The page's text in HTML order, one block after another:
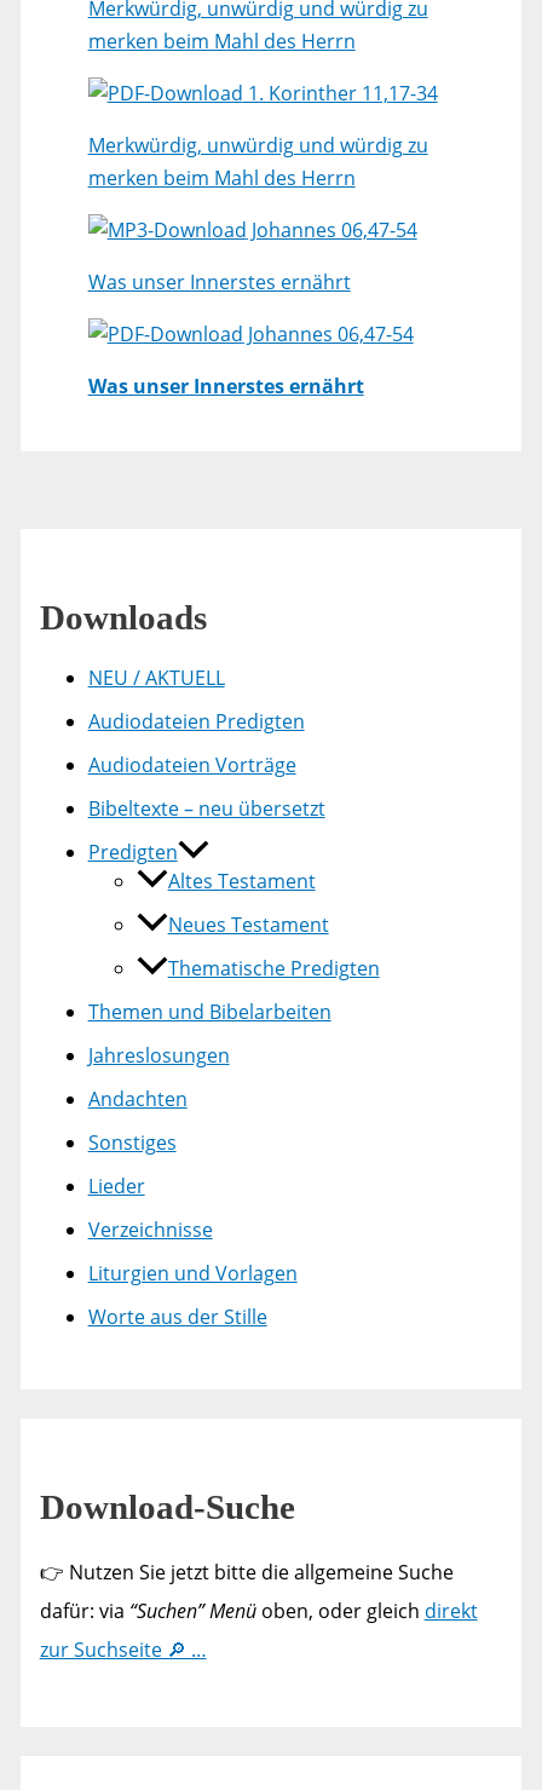
Merkwürdig, unwürdig und würdig zu
merken beim Mahl des Herrn
1. Korinther 11,17-34
Merkwürdig, unwürdig und würdig zu
merken beim Mahl des Herrn
Johannes 06,47-54
Was unser Innerstes ernährt
Johannes 06,47-54
Was unser Innerstes ernährt
Downloads
NEU / AKTUELL
Audiodateien Predigten
Audiodateien Vorträge
Bibeltexte – neu übersetzt
Predigten
Altes Testament
Neues Testament
Thematische Predigten
Themen und Bibelarbeiten
Jahreslosungen
Andachten
Sonstiges
Lieder
Verzeichnisse
Liturgien und Vorlagen
Worte aus der Stille
Download-Suche
👉 Nutzen Sie jetzt bitte die allgemeine Suche
dafür: via “Suchen” Menüoben, oder gleich direkt
zur Suchseite 🔎 …